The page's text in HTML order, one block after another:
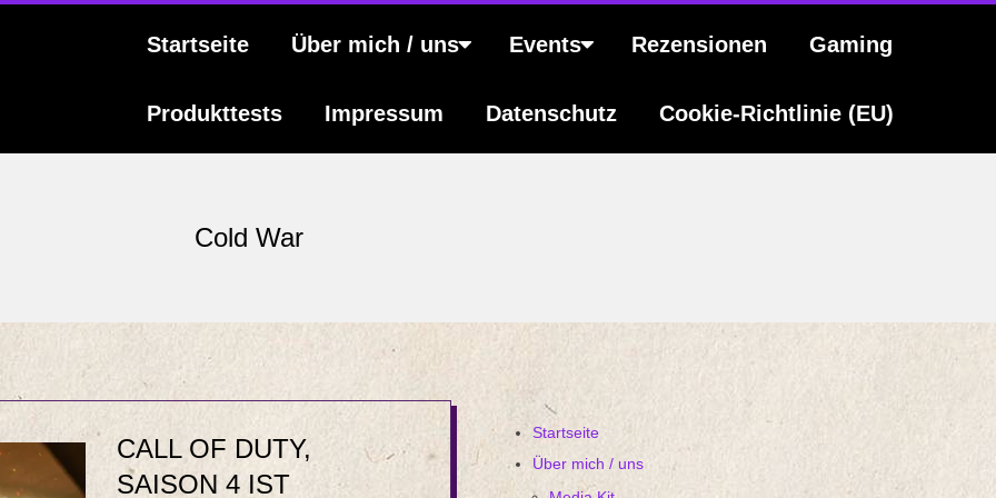
Startseite Über mich / uns Events Rezensionen Gaming
Produkttests Impressum Datenschutz Cookie-Richtlinie (EU)
Cold War
CALL OF DUTY,
SAISON 4 IST
Startseite
Über mich / uns